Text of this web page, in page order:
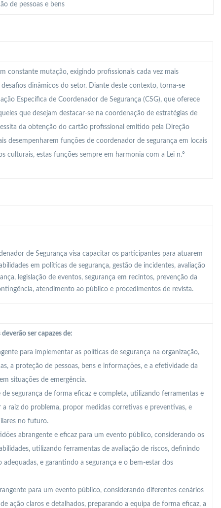
de pessoas e bens
constante mutação, exigindo profissionais cada vez mais
dinâmicos do setor. Diante deste contexto, torna-se
Específica de Coordenador de Segurança (CSG), que oferece
que desejam destacar-se na coordenação de estratégias de
da obtenção do cartão profissional emitido pela Direção
desempenharem funções de coordenador de segurança em locais
culturais, estas funções sempre em harmonia com a Lei n.º
de Segurança visa capacitar os participantes para atuarem
em políticas de segurança, gestão de incidentes, avaliação
legislação de eventos, segurança em recintos, prevenção da
atendimento ao público e procedimentos de revista.
ser capazes de:
para implementar as políticas de segurança na organização,
a proteção de pessoas, bens e informações, e a efetividade da
situações de emergência.
segurança de forma eficaz e completa, utilizando ferramentas e
raiz do problema, propor medidas corretivas e preventivas, e
no futuro.
abrangente e eficaz para um evento público, considerando os
utilizando ferramentas de avaliação de riscos, definindo
e garantindo a segurança e o bem-estar dos
para um evento público, considerando diferentes cenários
ação claros e detalhados, preparando a equipa de forma eficaz, a